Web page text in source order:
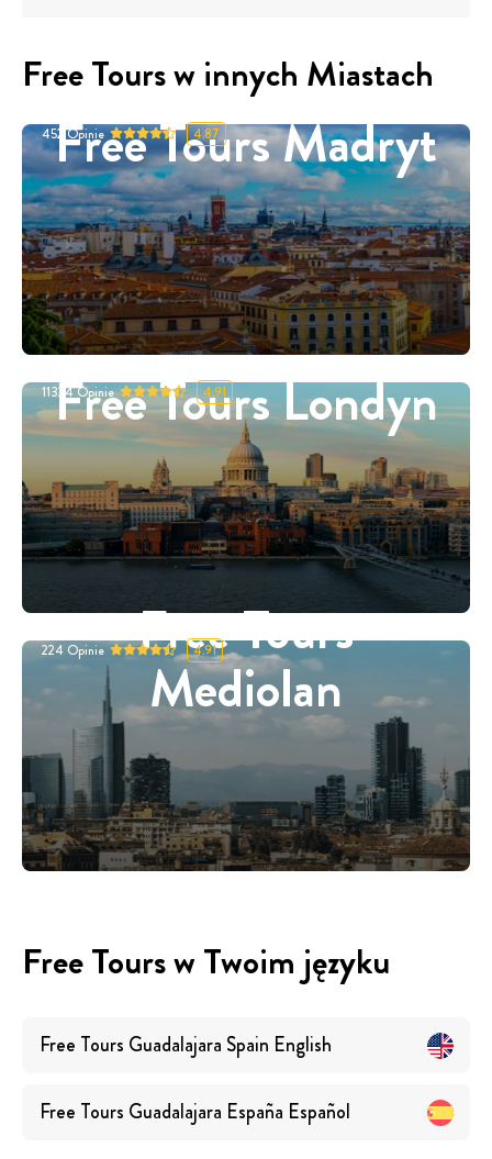
Free Tours w innych Miastach
Free Tours Madryt
452 Opinie 4.87
Free Tours Londyn
11324Opinie 4.91
Free Tours
Mediolan
224 Opinie 4.91
Free Tours w Twoim języku
Free Tours Guadalajara Spain English
Free Tours Guadalajara España Español